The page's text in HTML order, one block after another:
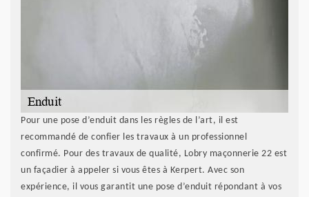
Pour une pose d’enduit dans les règles de l’art, il est
recommandé de confier les travaux à un professionnel
confirmé. Pour des travaux de qualité, Lobry maçonnerie 22 est
un façadier à appeler si vous êtes à Kerpert. Avec son
expérience, il vous garantit une pose d’enduit répondant à vos